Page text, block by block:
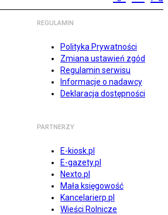
REGULAMIN
Polityka Prywatności
Zmiana ustawień zgód
Regulamin serwisu
Informacje o nadawcy
Deklaracja dostępności
PARTNERZY
E-kiosk.pl
E-gazety.pl
Nexto.pl
Mała księgowość
Kancelarierp.pl
Wieści Rolnicze